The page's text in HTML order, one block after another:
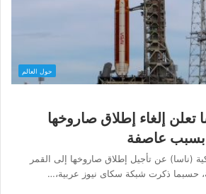
حول العالم
تعلن إلغاء إطلاق صاروخها
بسبب عاصفة
(ناسا) عن تأجيل إطلاق صاروخها إلى القمر
حسبما ذكرت شبكة سكاى نيوز عربية،…